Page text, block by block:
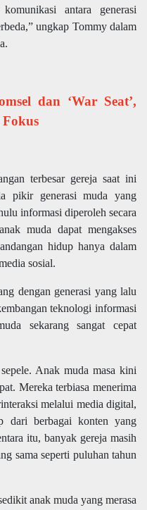
antara generasi
ungkap Tommy dalam
dan ‘War Seat’,
terbesar gereja saat ini
pikir generasi muda yang
informasi diperoleh secara
muda dapat mengakses
hidup hanya dalam
sosial.
dengan generasi yang lalu
teknologi informasi
sekarang sangat cepat
Anak muda masa kini
Mereka terbiasa menerima
melalui media digital,
dari berbagai konten yang
itu, banyak gereja masih
sama seperti puluhan tahun
anak muda yang merasa